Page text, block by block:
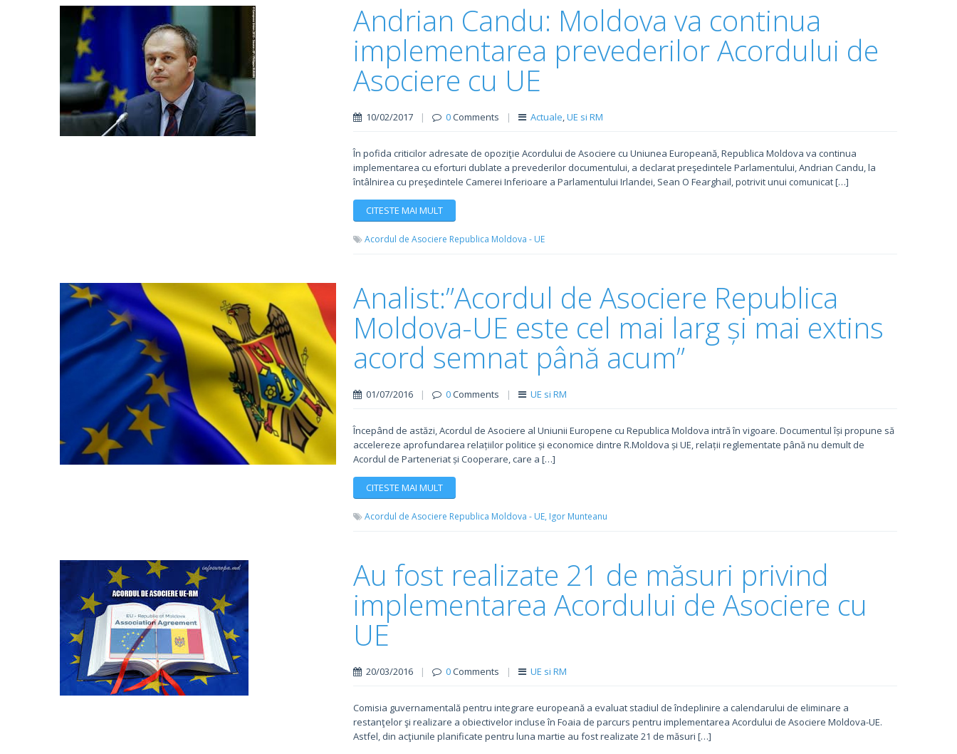
Andrian Candu: Moldova va continua
implementarea prevederilor Acordului de
Asociere cu UE
10/02/2017 | 0Comments | Actuale,UE si RM
În pofida criticilor adresate de opoziţie Acordului de Asociere cu Uniunea Europeană, Republica Moldova va continua
implementarea cu eforturi dublate a prevederilor documentului, a declarat preşedintele Parlamentului, Andrian Candu, la
întâlnirea cu preşedintele Camerei Inferioare a Parlamentului Irlandei, Sean O Fearghail, potrivit unui comunicat […]
CITESTE MAI MULT
Acordul de Asociere Republica Moldova - UE
Analist:”Acordul de Asociere Republica
Moldova-UE este cel mai larg și mai extins
acord semnat până acum”
01/07/2016 | 0Comments | UE si RM
Începând de astăzi, Acordul de Asociere al Uniunii Europene cu Republica Moldova intră în vigoare. Documentul își propune să
accelereze aprofundarea relațiilor politice și economice dintre R.Moldova și UE, relații reglementate până nu demult de
Acordul de Parteneriat și Cooperare, care a […]
CITESTE MAI MULT
Acordul de Asociere Republica Moldova - UE, Igor Munteanu
Au fost realizate 21 de măsuri privind
implementarea Acordului de Asociere cu
UE
20/03/2016 | 0Comments | UE si RM
Comisia guvernamentală pentru integrare europeană a evaluat stadiul de îndeplinire a calendarului de eliminare a
restanţelor şi realizare a obiectivelor incluse în Foaia de parcurs pentru implementarea Acordului de Asociere Moldova-UE.
Astfel, din acţiunile planificate pentru luna martie au fost realizate 21 de măsuri […]